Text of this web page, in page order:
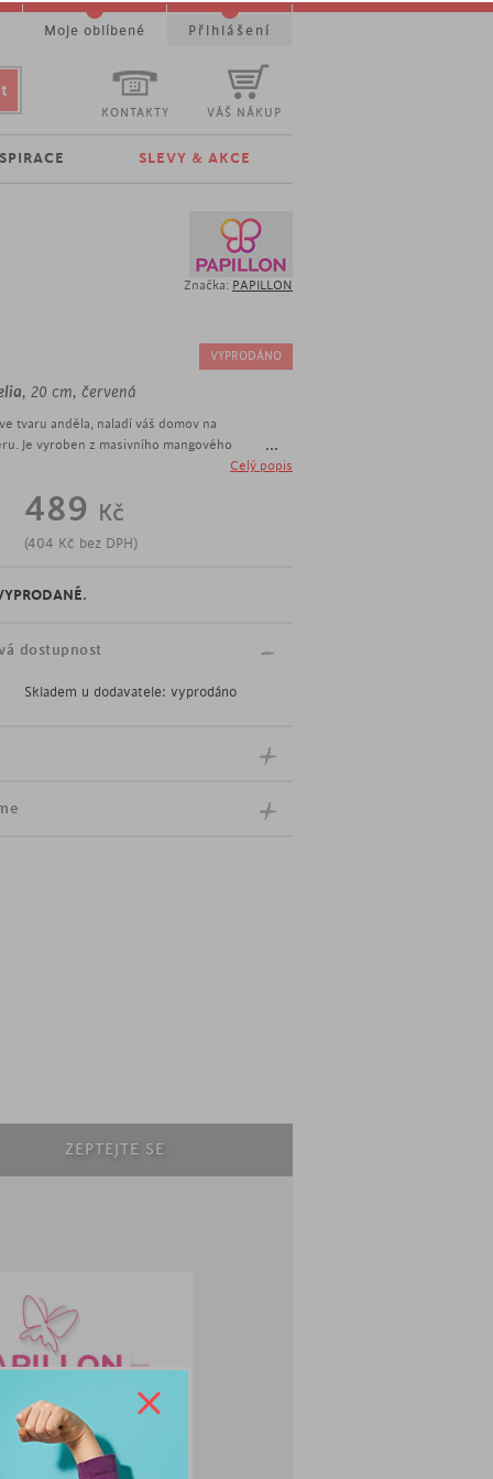
Značka: PAPILLON
VYPRODÁNO
, 20 cm, červená
tvaru anděla, naladí váš domov na
Je vyroben z masivního mangového
jako symbol čistoty, něžnosti a elegance.
...
Celý popis
489 Kč
(404 Kč bez DPH)
.
dostupnost
Skladem u dodavatele: vyprodáno
ZEPTEJTE SE
KONTAKTY VÁŠ NÁKUP
SLEVY & AKCE
Moje oblíbené Přihlášení